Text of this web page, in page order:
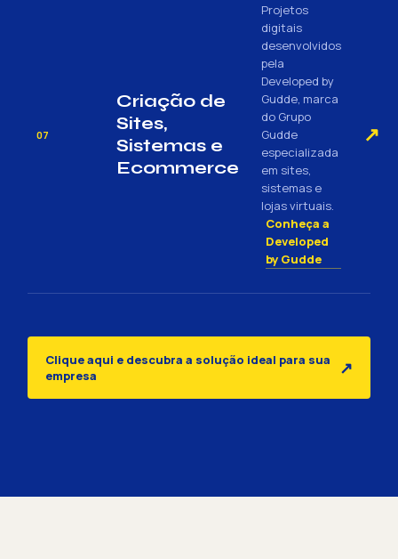
07
Criação de
Sites,
Sistemas e
Ecommerce
Projetos
digitais
desenvolvidos
pela
Developed by
Gudde, marca
do Grupo
Gudde
especializada
em sites,
sistemas e
lojas virtuais.
Conheça a
Developed
by Gudde
↗
Clique aqui e descubra a solução ideal para sua
empresa
↗